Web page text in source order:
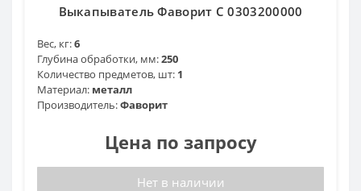
Выкапыватель Фаворит С 0303200000
Вес, кг:6
Глубина обработки, мм:250
Количество предметов, шт: 1
Материал: металл
Производитель:Фаворит
Цена по запросу
Нет в наличии